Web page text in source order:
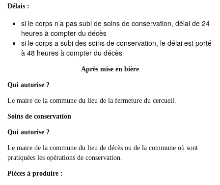
Délais :
si le corps n’a pas subi de soins de conservation, délai de 24
heures à compter du décès
si le corps a subi des soins de conservation, le délai est porté
à 48 heures à compter du décès
Après mise en bière
Qui autorise ?
Le maire de la commune du lieu de la fermeture du cercueil.
Soins de conservation
Qui autorise ?
Le maire de la commune du lieu de décès ou de la commune où sont
pratiquées les opérations de conservation.
Pièces à produire :